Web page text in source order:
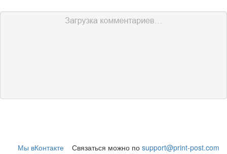
Мы вКонтакте Связаться можно по support@print-post.com